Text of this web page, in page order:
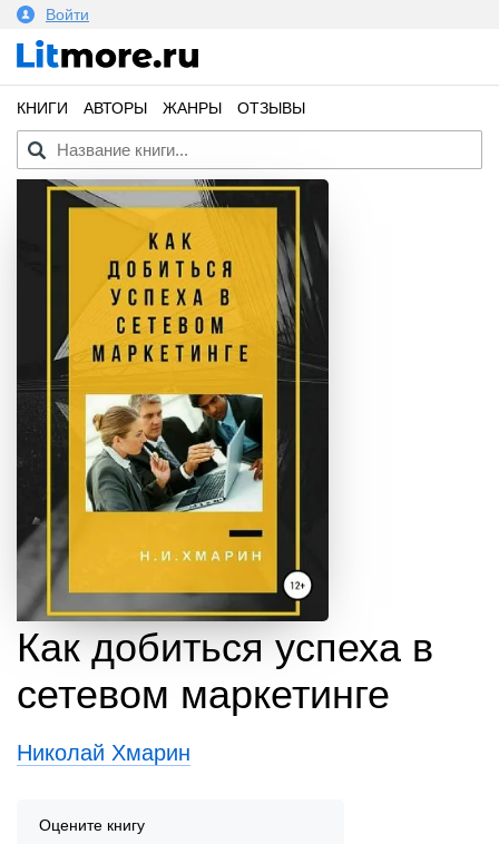
Войти
КНИГИ АВТОРЫ ЖАНРЫ ОТЗЫВЫ
Как добиться успеха в
сетевом маркетинге
Николай Хмарин
Оцените книгу